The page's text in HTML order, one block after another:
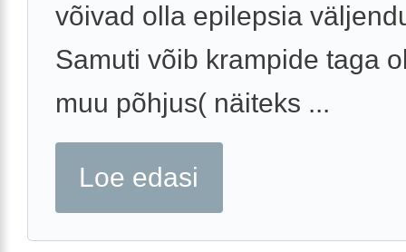
võivad olla epilepsia
Samuti võib krampide taga
muu põhjus( näiteks ...
Loe edasi